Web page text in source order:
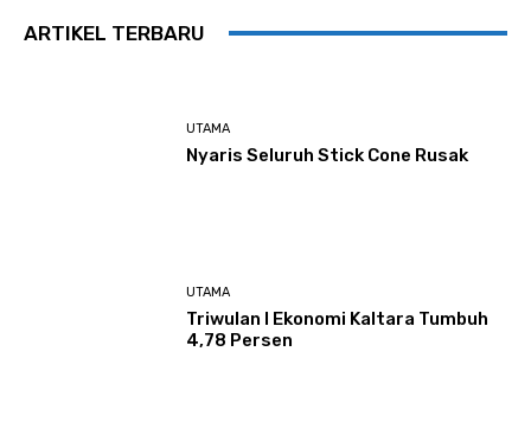
ARTIKEL TERBARU
UTAMA
Nyaris Seluruh Stick Cone Rusak
UTAMA
Triwulan I Ekonomi Kaltara Tumbuh
4,78 Persen